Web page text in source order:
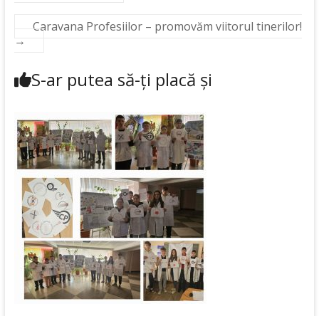
Caravana Profesiilor – promovăm viitorul tinerilor!
→
S-ar putea să-ți placă și